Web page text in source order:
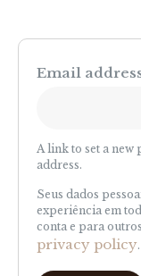
Email
A link to set a new
address.
Seus dados
experiência em
conta e para
privacy policy.